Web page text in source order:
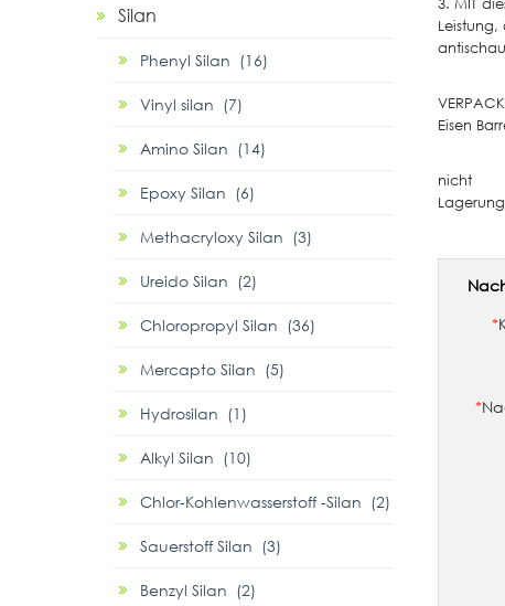
3. MIT
Eisen
nicht
*
*
Silan
Phenyl Silan (16)
Vinyl silan (7)
Amino Silan (14)
Epoxy Silan (6)
Methacryloxy Silan (3)
Ureido Silan (2)
Chloropropyl Silan (36)
Mercapto Silan (5)
Hydrosilan (1)
Alkyl Silan (10)
Chlor-Kohlenwasserstoff -Silan (2)
Sauerstoff Silan (3)
Benzyl Silan (2)